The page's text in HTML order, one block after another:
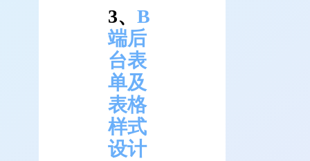
3、 B
端后
台表
单及
表格
样式
设计